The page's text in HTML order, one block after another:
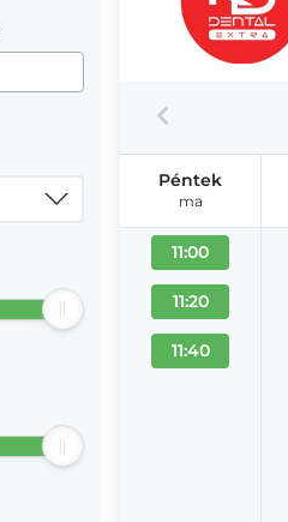
Péntek
ma
11:00
11:20
11:40